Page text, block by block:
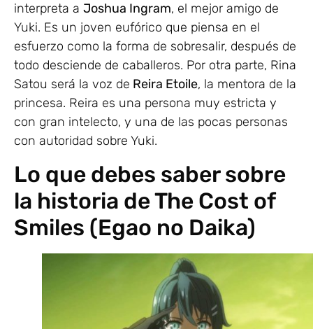
interpreta a Joshua Ingram, el mejor amigo de
Yuki. Es un joven eufórico que piensa en el
esfuerzo como la forma de sobresalir, después de
todo desciende de caballeros. Por otra parte, Rina
Satou será la voz de Reira Etoile, la mentora de la
princesa. Reira es una persona muy estricta y
con gran intelecto, y una de las pocas personas
con autoridad sobre Yuki.
Lo que debes saber sobre
la historia de The Cost of
Smiles (Egao no Daika)